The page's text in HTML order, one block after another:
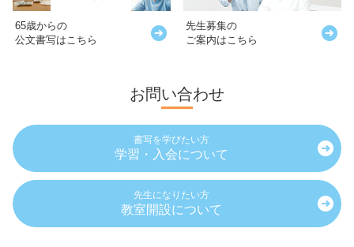
65歳からの
公文書写はこちら
先生募集の
ご案内はこちら
お問い合わせ
書写を学びたい方
学習・入会について
先生になりたい方
教室開設について